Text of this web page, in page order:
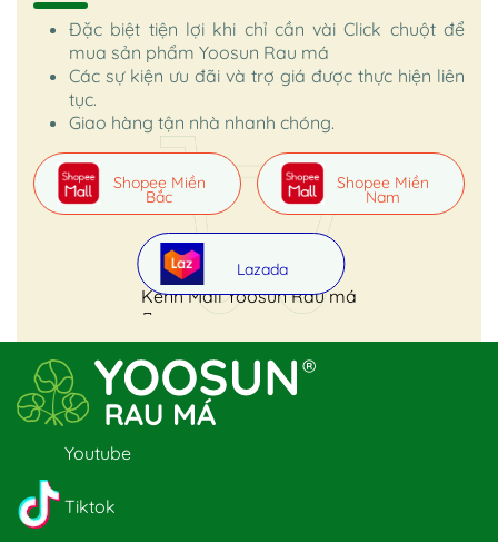
Đặc biệt tiện lợi khi chỉ cần vài Click chuột để
mua sản phẩm Yoosun Rau má
Các sự kiện ưu đãi và trợ giá được thực hiện liên
tục.
Giao hàng tận nhà nhanh chóng.
Kênh Mall Yoosun Rau má
Shopee Miền
Bắc
Shopee Miền
Nam
Lazada
Youtube
Tiktok